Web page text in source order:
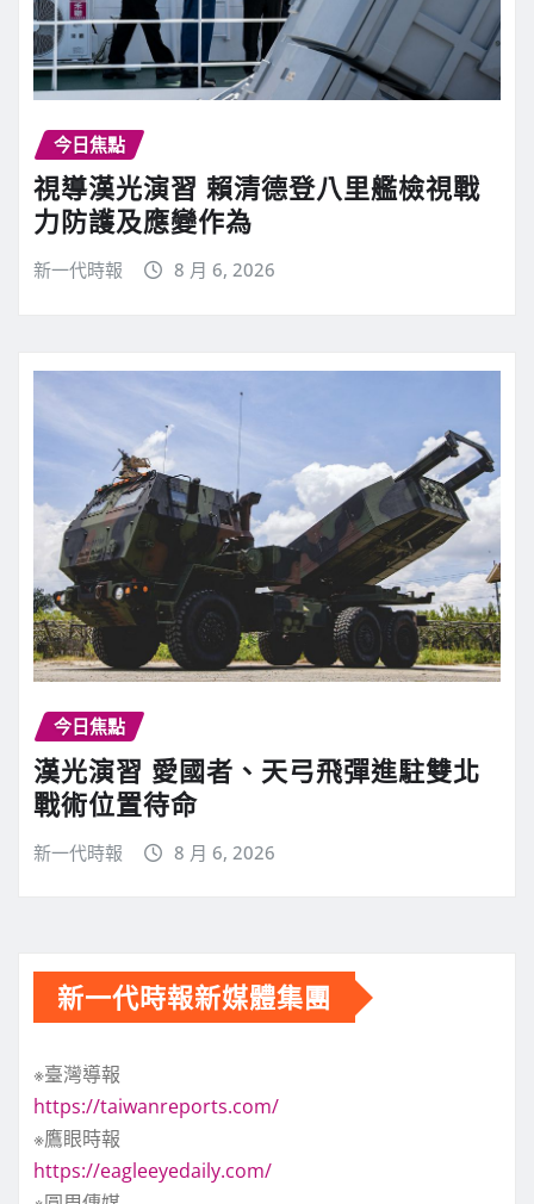
今日焦點
視導漢光演習 賴清德登八里艦檢視戰
力防護及應變作為
新一代時報 8 月 6, 2026
今日焦點
漢光演習 愛國者、天弓飛彈進駐雙北
戰術位置待命
新一代時報 8 月 6, 2026
新一代時報新媒體集團
※臺灣導報
https://taiwanreports.com/
※鷹眼時報
https://eagleeyedaily.com/